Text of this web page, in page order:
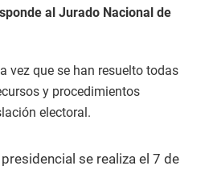
al Jurado Nacional de
vez que se han resuelto todas
y procedimientos
electoral.
se realiza el 7 de